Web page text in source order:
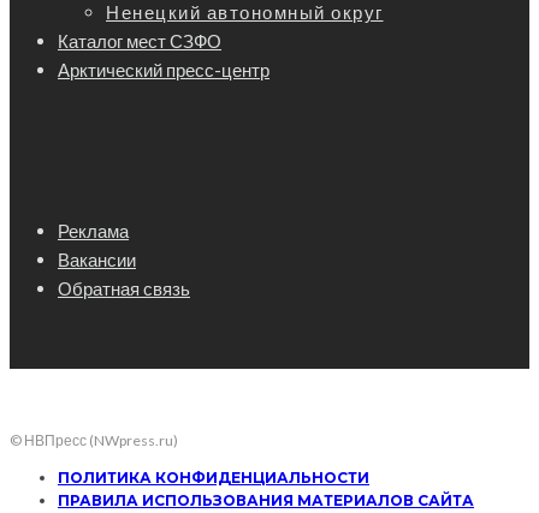
Ненецкий автономный округ
Каталог мест СЗФО
Арктический пресс-центр
Реклама
Вакансии
Обратная связь
© НВПресс (NWpress.ru)
ПОЛИТИКА КОНФИДЕНЦИАЛЬНОСТИ
ПРАВИЛА ИСПОЛЬЗОВАНИЯ МАТЕРИАЛОВ САЙТА